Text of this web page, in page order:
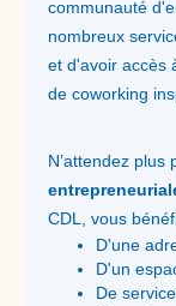
communauté
nombreux
et d'avoir accès
de coworking
N’attendez plus
CDL, vous
D'une
D'un
De